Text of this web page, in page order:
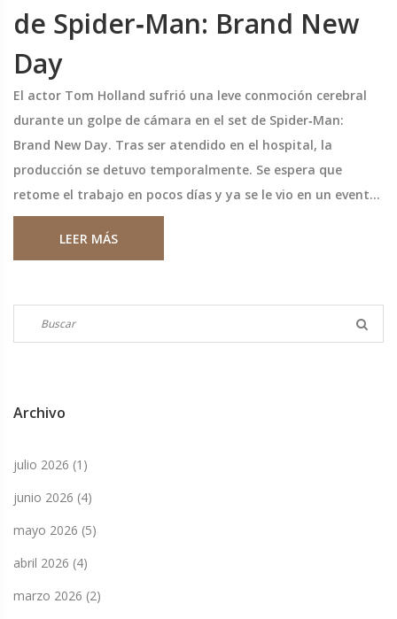
de Spider‑Man: Brand New
Day
El actor Tom Holland sufrió una leve conmoción cerebral
durante un golpe de cámara en el set de Spider‑Man:
Brand New Day. Tras ser atendido en el hospital, la
producción se detuvo temporalmente. Se espera que
retome el trabajo en pocos días y ya se le vio en un evento
benéfico con su pareja Zena. El suceso reabre el debate
sobre la seguridad en los rodajes de acción.
LEER MÁS
Archivo
julio 2026 (1)
junio 2026 (4)
mayo 2026 (5)
abril 2026 (4)
marzo 2026 (2)